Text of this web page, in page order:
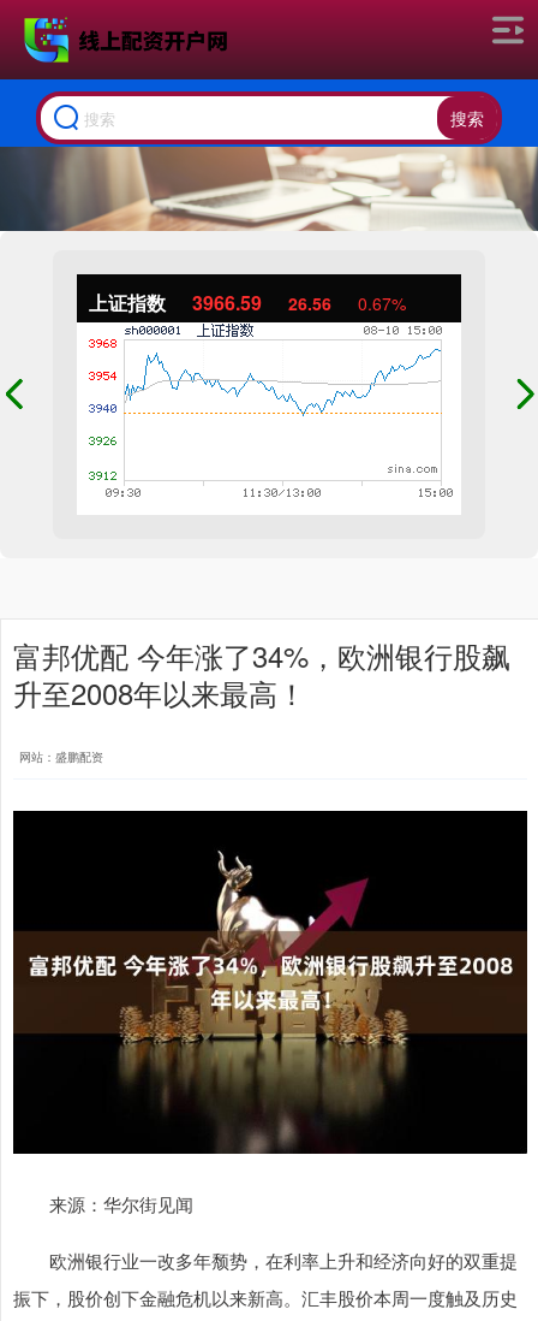
搜索
上证指数 3966.59 26.56 0.67%
富邦优配 今年涨了34%，欧洲银行股飙
升至2008年以来最高！
网站：盛鹏配资
来源：华尔街见闻
欧洲银行业一改多年颓势，在利率上升和经济向好的双重提
振下，股价创下金融危机以来新高。汇丰股价本周一度触及历史